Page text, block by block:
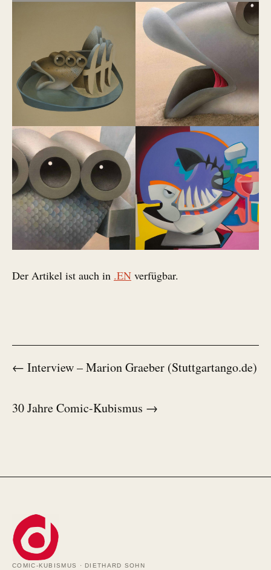
Der Artikel ist auch in .EN verfügbar.
← Interview – Marion Graeber (Stuttgartango.de)
30 Jahre Comic-Kubismus →
COMIC-KUBISMUS · DIETHARD SOHN